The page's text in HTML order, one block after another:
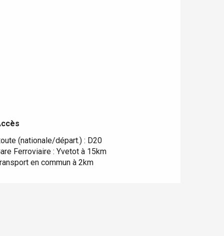
(nationale/départ.) : D20
Ferroviaire : Yvetot à 15km
en commun à 2km